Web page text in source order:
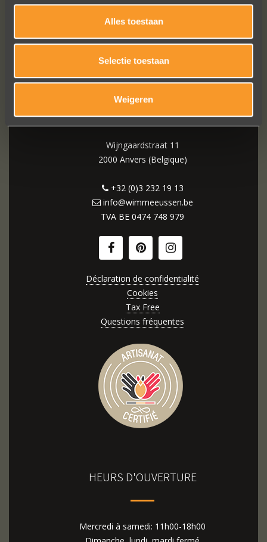
Alles toestaan
Selectie toestaan
Weigeren
WIM MEEUSSEN
Wijngaardstraat 11
2000 Anvers (Belgique)
+32 (0)3 232 19 13
info@wimmeeussen.be
TVA BE 0474 748 979
Déclaration de confidentialité
Cookies
Tax Free
Questions fréquentes
HEURS D'OUVERTURE
Mercredi à samedi: 11h00-18h00